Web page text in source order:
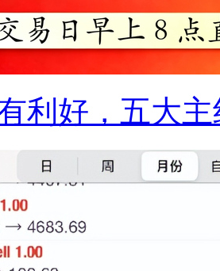
利好，五大主